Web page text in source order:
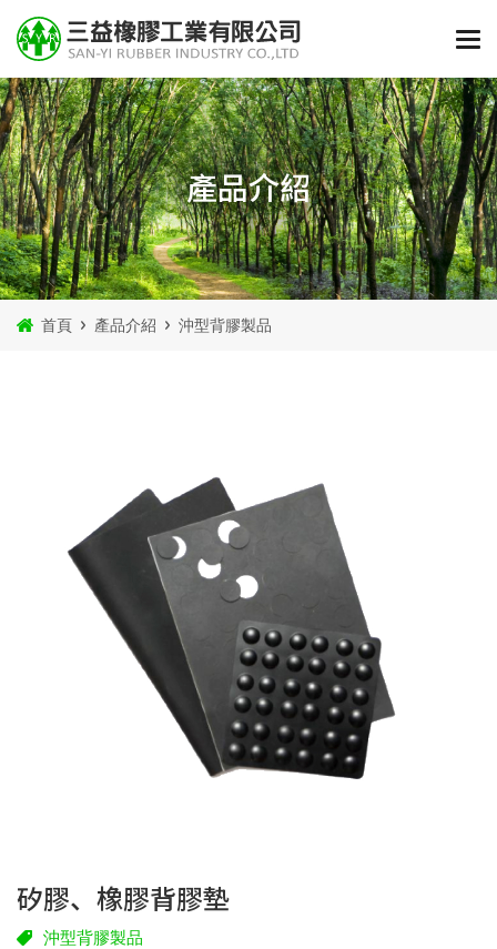
產品介紹
首頁 產品介紹 沖型背膠製品
矽膠、橡膠背膠墊
沖型背膠製品